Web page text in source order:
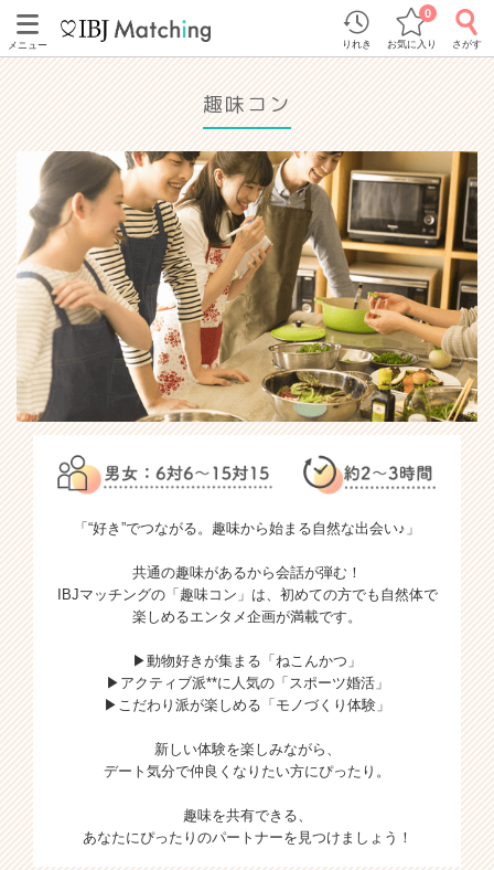
メニュー りれき お気に入り
0
さがす
趣味コン
「“好き”でつながる。趣味から始まる自然な出会い♪」
共通の趣味があるから会話が弾む！
IBJマッチングの「趣味コン」は、初めての方でも自然体で
楽しめるエンタメ企画が満載です。
▶動物好きが集まる「ねこんかつ」
▶アクティブ派**に人気の「スポーツ婚活」
▶こだわり派が楽しめる「モノづくり体験」
新しい体験を楽しみながら、
デート気分で仲良くなりたい方にぴったり。
趣味を共有できる、
あなたにぴったりのパートナーを見つけましょう！